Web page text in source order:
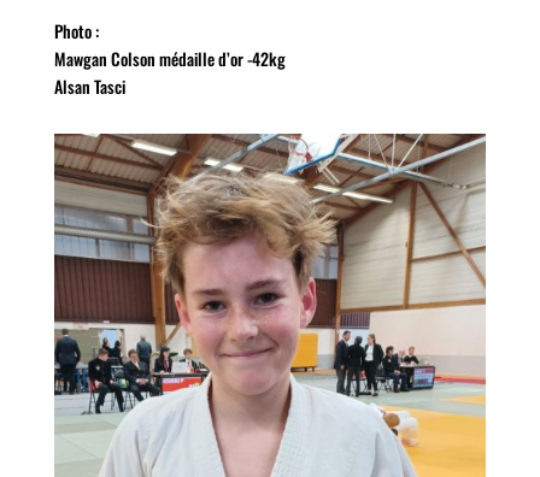
Photo :
Mawgan Colson médaille d’or -42kg
Alsan Tasci